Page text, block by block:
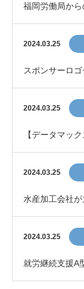
福岡労働局か
2024.03.25
スポンサーロ
た！
2024.03.25
【データマッ
2024.03.25
水産加工会社
商品開発金属
2024.03.25
就労継続支援A